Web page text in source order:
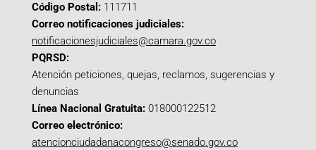
Código Postal: 111711
Correo notificaciones judiciales:
notificacionesjudiciales@camara.gov.co
PQRSD:
Atención peticiones, quejas, reclamos, sugerencias y
denuncias
Línea Nacional Gratuita: 018000122512
Correo electrónico:
atencionciudadanacongreso@senado.gov.co